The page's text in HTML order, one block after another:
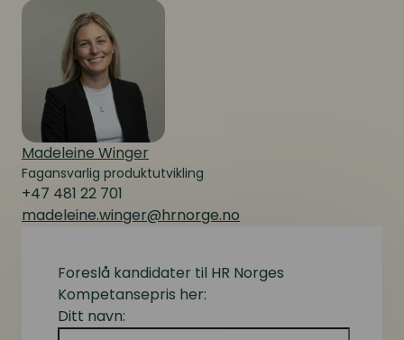
Madeleine Winger
Fagansvarlig produktutvikling
+47 481 22 701
madeleine.winger@hrnorge.no
Foreslå kandidater til HR Norges
Kompetansepris her:
Ditt navn: